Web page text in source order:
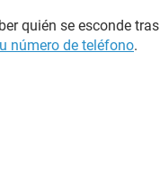
quién se esconde tras
número de teléfono.